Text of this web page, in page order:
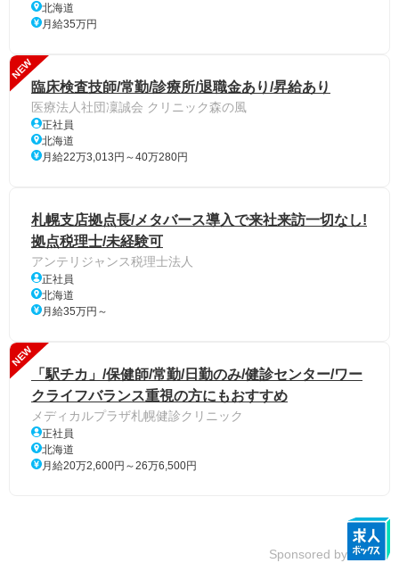
北海道
月給35万円
NEW
臨床検査技師/常勤/診療所/退職金あり/昇給あり
医療法人社団凜誠会 クリニック森の風
正社員
北海道
月給22万3,013円～40万280円
札幌支店拠点長/メタバース導入で来社来訪一切なし!
拠点税理士/未経験可
アンテリジャンス税理士法人
正社員
北海道
月給35万円～
NEW
「駅チカ」/保健師/常勤/日勤のみ/健診センター/ワー
クライフバランス重視の方にもおすすめ
メディカルプラザ札幌健診クリニック
正社員
北海道
月給20万2,600円～26万6,500円
Sponsored by